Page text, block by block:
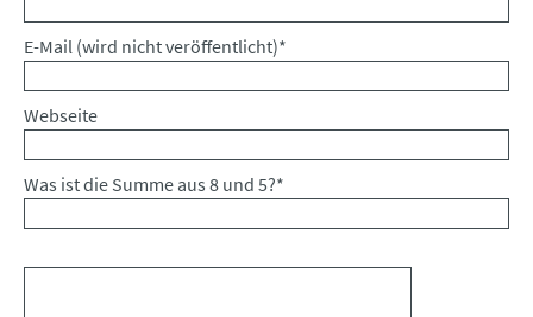
Pflichtfeld
E-Mail (wird nicht veröffentlicht)*
Webseite
Was ist die Summe aus 8 und 5?*